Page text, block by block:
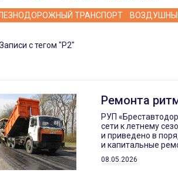
ТРАНСПОРТ
Записи с тегом "Р2"
Ремонта
РУП
сети к летнему
и приведено в
и капитальные
08.05.2026